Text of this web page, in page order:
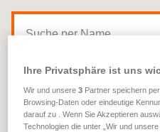
Ihre Privatsphäre ist uns
Wir und unsere3 Partner speichern
Browsing-Daten oder eindeutige
darauf zu . Wenn Sie Akzeptieren
Technologien die unter „Wir und